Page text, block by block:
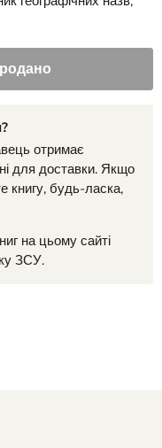
отримає
для доставки. Якщо
книгу, будь-ласка,
на цьому сайті
ЗСУ.